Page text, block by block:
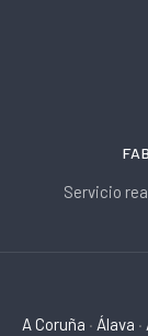
Servicio
A Coruña · Álava ·